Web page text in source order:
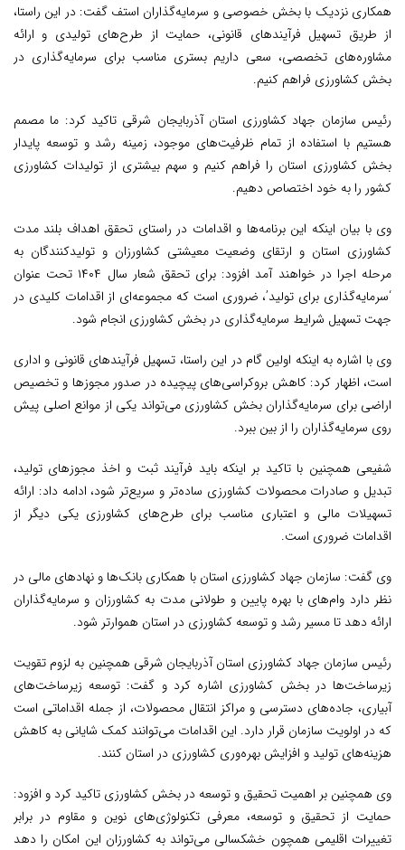
همکاری نزدیک با بخش خصوصی و سرمایه‌گذاران استف گفت: در این راستا،
از طریق تسهیل فرآیندهای قانونی، حمایت از طرح‌های تولیدی و ارائه
مشاوره‌های تخصصی، سعی داریم بستری مناسب برای سرمایه‌گذاری در
بخش کشاورزی فراهم کنیم.
رئیس سازمان جهاد کشاورزی استان آذربایجان شرقی تاکید کرد: ما مصمم
هستیم با استفاده از تمام ظرفیت‌های موجود، زمینه رشد و توسعه پایدار
بخش کشاورزی استان را فراهم کنیم و سهم بیشتری از تولیدات کشاورزی
کشور را به خود اختصاص دهیم.
وی با بیان اینکه این برنامه‌ها و اقدامات در راستای تحقق اهداف بلند مدت
کشاورزی استان و ارتقای وضعیت معیشتی کشاورزان و تولیدکنندگان به
مرحله اجرا در خواهند آمد افزود: برای تحقق شعار سال ۱۴۰۴ تحت عنوان
‘سرمایه‌گذاری برای تولید’، ضروری است که مجموعه‌ای از اقدامات کلیدی در
جهت تسهیل شرایط سرمایه‌گذاری در بخش کشاورزی انجام شود.
وی با اشاره به اینکه اولین گام در این راستا، تسهیل فرآیندهای قانونی و اداری
است، اظهار کرد: کاهش بروکراسی‌های پیچیده در صدور مجوزها و تخصیص
اراضی برای سرمایه‌گذاران بخش کشاورزی می‌تواند یکی از موانع اصلی پیش
روی سرمایه‌گذاران را از بین ببرد.
شفیعی همچنین با تاکید بر اینکه باید فرآیند ثبت و اخذ مجوزهای تولید،
تبدیل و صادرات محصولات کشاورزی ساده‌تر و سریع‌تر شود، ادامه داد: ارائه
تسهیلات مالی و اعتباری مناسب برای طرح‌های کشاورزی یکی دیگر از
اقدامات ضروری است.
وی گفت: سازمان جهاد کشاورزی استان با همکاری بانک‌ها و نهادهای مالی در
نظر دارد وام‌های با بهره پایین و طولانی مدت به کشاورزان و سرمایه‌گذاران
ارائه دهد تا مسیر رشد و توسعه کشاورزی در استان هموارتر شود.
رئیس سازمان جهاد کشاورزی استان آذربایجان شرقی همچنین به لزوم تقویت
زیرساخت‌ها در بخش کشاورزی اشاره کرد و گفت: توسعه زیرساخت‌های
آبیاری، جاده‌های دسترسی و مراکز انتقال محصولات، از جمله اقداماتی است
که در اولویت سازمان قرار دارد. این اقدامات می‌توانند کمک شایانی به کاهش
هزینه‌های تولید و افزایش بهره‌وری کشاورزی در استان کنند.
وی همچنین بر اهمیت تحقیق و توسعه در بخش کشاورزی تاکید کرد و افزود:
حمایت از تحقیق و توسعه، معرفی تکنولوژی‌های نوین و مقاوم در برابر
تغییرات اقلیمی همچون خشکسالی می‌تواند به کشاورزان این امکان را دهد